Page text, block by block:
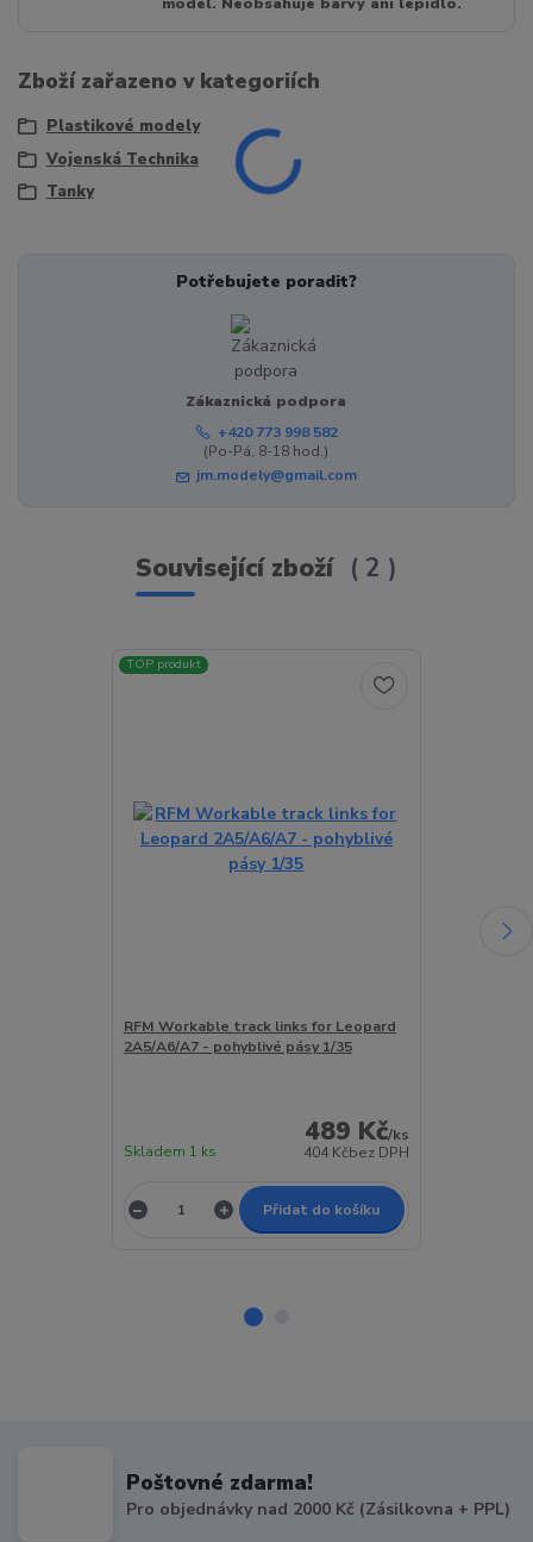
Zboží zařazeno v kategoriích
Plastikové modely
Vojenská Technika
Tanky
Potřebujete poradit?
Zákaznická podpora
+420 773 998 582
(Po-Pá, 8-18 hod.)
jm.modely@gmail.com
Související zboží 2
TOP produkt
RFM Workable track links for Leopard
2A5/A6/A7 - pohyblivé pásy 1/35
489 Kč/ks
404 Kčbez DPH
Skladem 1 ks
Přidat do košíku
Poštovné zdarma!
Pro objednávky nad 2000 Kč (Zásilkovna + PPL)